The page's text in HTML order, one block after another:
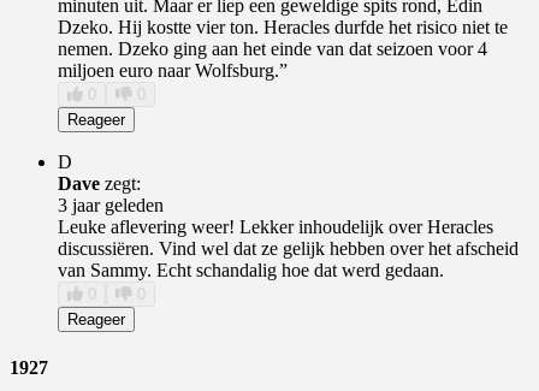
minuten uit. Maar er liep een geweldige spits rond, Edin
Dzeko. Hij kostte vier ton. Heracles durfde het risico niet te
nemen. Dzeko ging aan het einde van dat seizoen voor 4
miljoen euro naar Wolfsburg.”
0
0
Reageer
D
Dave zegt:
3 jaar geleden
Leuke aflevering weer! Lekker inhoudelijk over Heracles
discussiëren. Vind wel dat ze gelijk hebben over het afscheid
van Sammy. Echt schandalig hoe dat werd gedaan.
0
0
Reageer
1927